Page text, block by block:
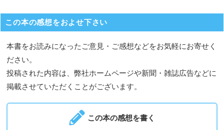
この本の感想をおよせ下さい
本書をお読みになったご意見・ご感想などをお気軽にお寄せく
ださい。
投稿された内容は、弊社ホームページや新聞・雑誌広告などに
掲載させていただくことがございます。
この本の感想を書く